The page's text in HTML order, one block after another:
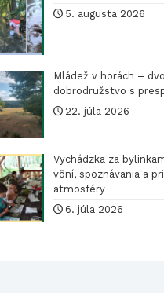
5. augusta 2026
Mládež v horách –
dobrodružstvo s
22. júla 2026
Vychádzka za
vôní, spoznávania a
atmosféry
6. júla 2026